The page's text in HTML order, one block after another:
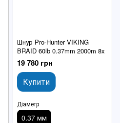
Шнур Pro-Hunter VIKING
BRAID 60lb 0.37mm 2000m 8x
19 780 грн
Купити
Діаметр
0.37 мм